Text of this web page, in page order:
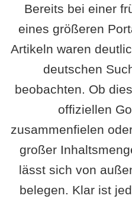
Bereits bei einer
eines größeren
Artikeln waren
deutschen
beobachten. Ob
offiziellen
zusammenfielen
großer
lässt sich von
belegen. Klar ist